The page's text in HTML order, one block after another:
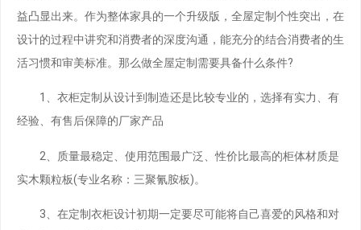
益凸显出来。作为整体家具的一个升级版，全屋定制个性突出，在
设计的过程中讲究和消费者的深度沟通，能充分的结合消费者的生
活习惯和审美标准。那么做全屋定制需要具备什么条件?
1、衣柜定制从设计到制造还是比较专业的，选择有实力、有
经验、有售后保障的厂家产品
2、质量最稳定、使用范围最广泛、性价比最高的柜体材质是
实木颗粒板(专业名称：三聚氰胺板)。
3、在定制衣柜设计初期一定要尽可能将自己喜爱的风格和对